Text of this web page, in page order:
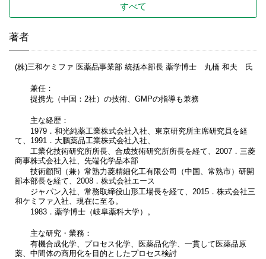
すべて
著者
(株)三和ケミファ 医薬品事業部 統括本部長 薬学博士 丸橋 和夫 氏
兼任：
提携先（中国：2社）の技術、GMPの指導も兼務
主な経歴：
1979．和光純薬工業株式会社入社、東京研究所主席研究員を経
て、1991．大鵬薬品工業株式会社入社、
工業化技術研究所所長、合成技術研究所所長を経て、2007．三菱
商事株式会社入社、先端化学品本部
技術顧問（兼）常熟力菱精細化工有限公司（中国、常熟市）研開
部本部長を経て、2008．株式会社エース
ジャパン入社、常務取締役山形工場長を経て、2015．株式会社三
和ケミファ入社、現在に至る。
1983．薬学博士（岐阜薬科大学）。
主な研究・業務：
有機合成化学、プロセス化学、医薬品化学、一貫して医薬品原
薬、中間体の商用化を目的としたプロセス検討